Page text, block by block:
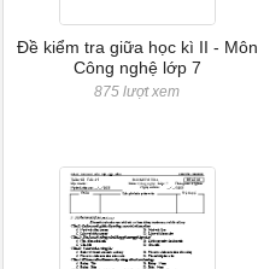
Đề kiểm tra giữa học kì II - Môn
Công nghệ lớp 7
875 lượt xem